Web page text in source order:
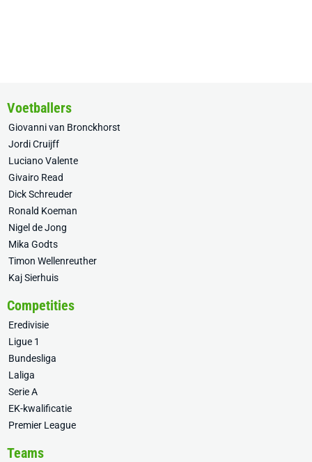
Voetballers
Giovanni van Bronckhorst
Jordi Cruijff
Luciano Valente
Givairo Read
Dick Schreuder
Ronald Koeman
Nigel de Jong
Mika Godts
Timon Wellenreuther
Kaj Sierhuis
Competities
Eredivisie
Ligue 1
Bundesliga
Laliga
Serie A
EK-kwalificatie
Premier League
Teams